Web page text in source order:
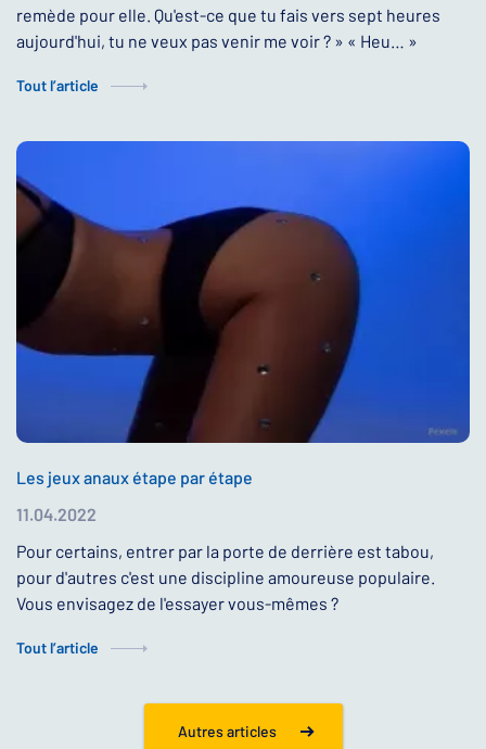
remède pour elle. Qu'est-ce que tu fais vers sept heures
aujourd'hui, tu ne veux pas venir me voir ? » « Heu… »
Tout l’article
Les jeux anaux étape par étape
11.04.2022
Pour certains, entrer par la porte de derrière est tabou,
pour d'autres c'est une discipline amoureuse populaire.
Vous envisagez de l'essayer vous-mêmes ?
Tout l’article
Autres articles